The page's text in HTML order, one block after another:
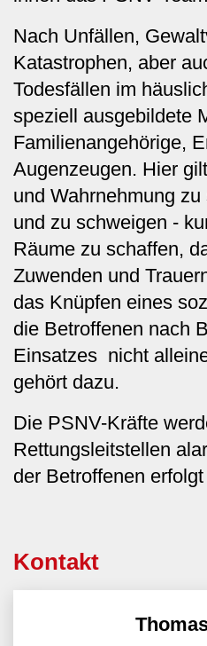
Nach Unfällen,
Katastrophen, aber
Todesfällen im
speziell ausgebildete
Familienangehörige,
Augenzeugen. Hier
und Wahrnehmung
und zu schweigen -
Räume zu schaffen,
Zuwenden und
das Knüpfen eines
die Betroffenen nach
Einsatzes nicht
gehört dazu.
Die PSNV-Kräfte
Rettungsleitstellen
der Betroffenen
Kontakt